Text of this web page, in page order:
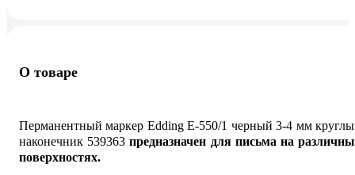
О товаре
Перманентный маркер Edding E-550/1 черный 3-4 мм
наконечник 539363предназначен для письма на
поверхностях.